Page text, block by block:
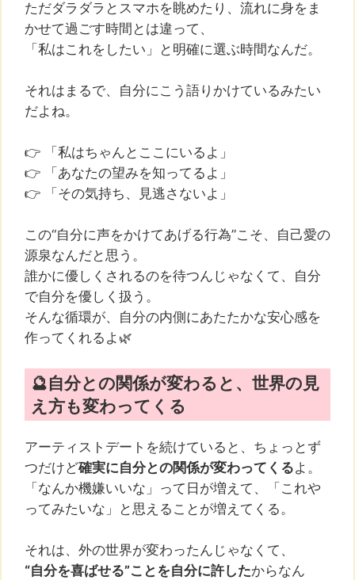
ただダラダラとスマホを眺めたり、流れに身をま
かせて過ごす時間とは違って、
「私はこれをしたい」と明確に選ぶ時間なんだ。
それはまるで、自分にこう語りかけているみたい
だよね。
👉 「私はちゃんとここにいるよ」
👉 「あなたの望みを知ってるよ」
👉 「その気持ち、見逃さないよ」
この“自分に声をかけてあげる行為”こそ、自己愛の
源泉なんだと思う。
誰かに優しくされるのを待つんじゃなくて、自分
で自分を優しく扱う。
そんな循環が、自分の内側にあたたかな安心感を
作ってくれるよ🌿
🔮自分との関係が変わると、世界の見
え方も変わってくる
アーティストデートを続けていると、ちょっとず
つだけど確実に自分との関係が変わってくるよ。
「なんか機嫌いいな」って日が増えて、「これや
ってみたいな」と思えることが増えてくる。
それは、外の世界が変わったんじゃなくて、
“自分を喜ばせる”ことを自分に許したからなん